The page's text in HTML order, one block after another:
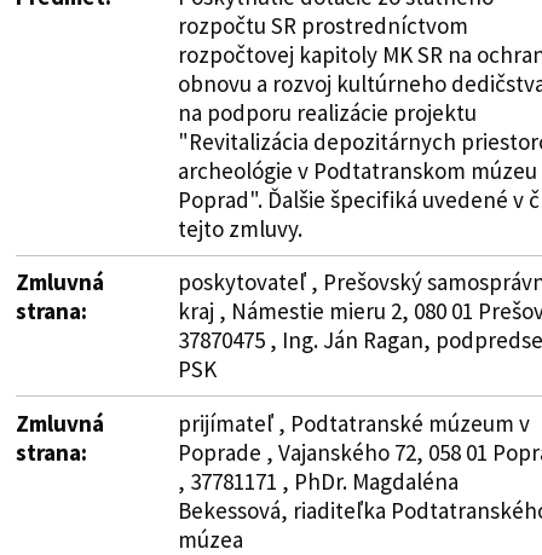
rozpočtu SR prostredníctvom
rozpočtovej kapitoly MK SR na
obnovu a rozvoj kultúrneho
na podporu realizácie projektu
"Revitalizácia depozitárnych
archeológie v Podtatranskom múzeu
Poprad". Ďalšie špecifiká uvedené v
tejto zmluvy.
Zmluvná
strana:
poskytovateľ , Prešovský
kraj , Námestie mieru 2, 080 01
37870475 , Ing. Ján Ragan,
PSK
Zmluvná
strana:
prijímateľ , Podtatranské múzeum v
Poprade , Vajanského 72, 058 01
, 37781171 , PhDr. Magdaléna
Bekessová, riaditeľka
múzea